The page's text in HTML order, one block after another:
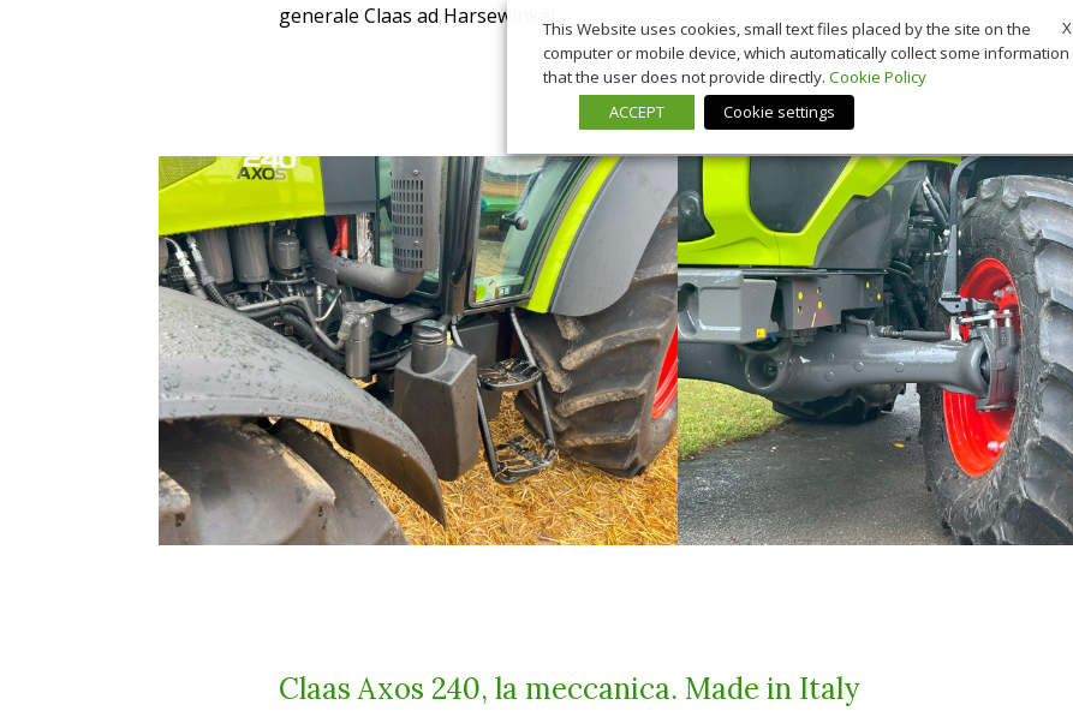
generale Claas ad Harsewinkel.
Claas Axos 240, la meccanica. Made in Italy
X
This Website uses cookies, small text files placed by the site on the
computer or mobile device, which automatically collect some information
that the user does not provide directly. Cookie Policy
ACCEPT
Cookie settings